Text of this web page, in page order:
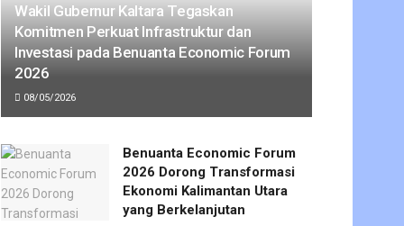
Wakil Gubernur Kaltara Tegaskan
Komitmen Perkuat Infrastruktur dan
Investasi pada Benuanta Economic Forum
2026
08/05/2026
Benuanta Economic Forum
2026 Dorong Transformasi
Ekonomi Kalimantan Utara
yang Berkelanjutan